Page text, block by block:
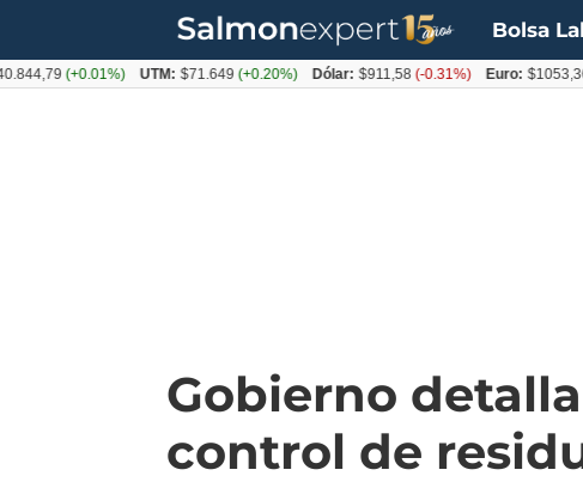
Bolsa
Gobierno
control de
(+0.01%) UTM: $71.649(+0.20%) Dólar: $911,58(-0.31%) Euro: $1053,36(-